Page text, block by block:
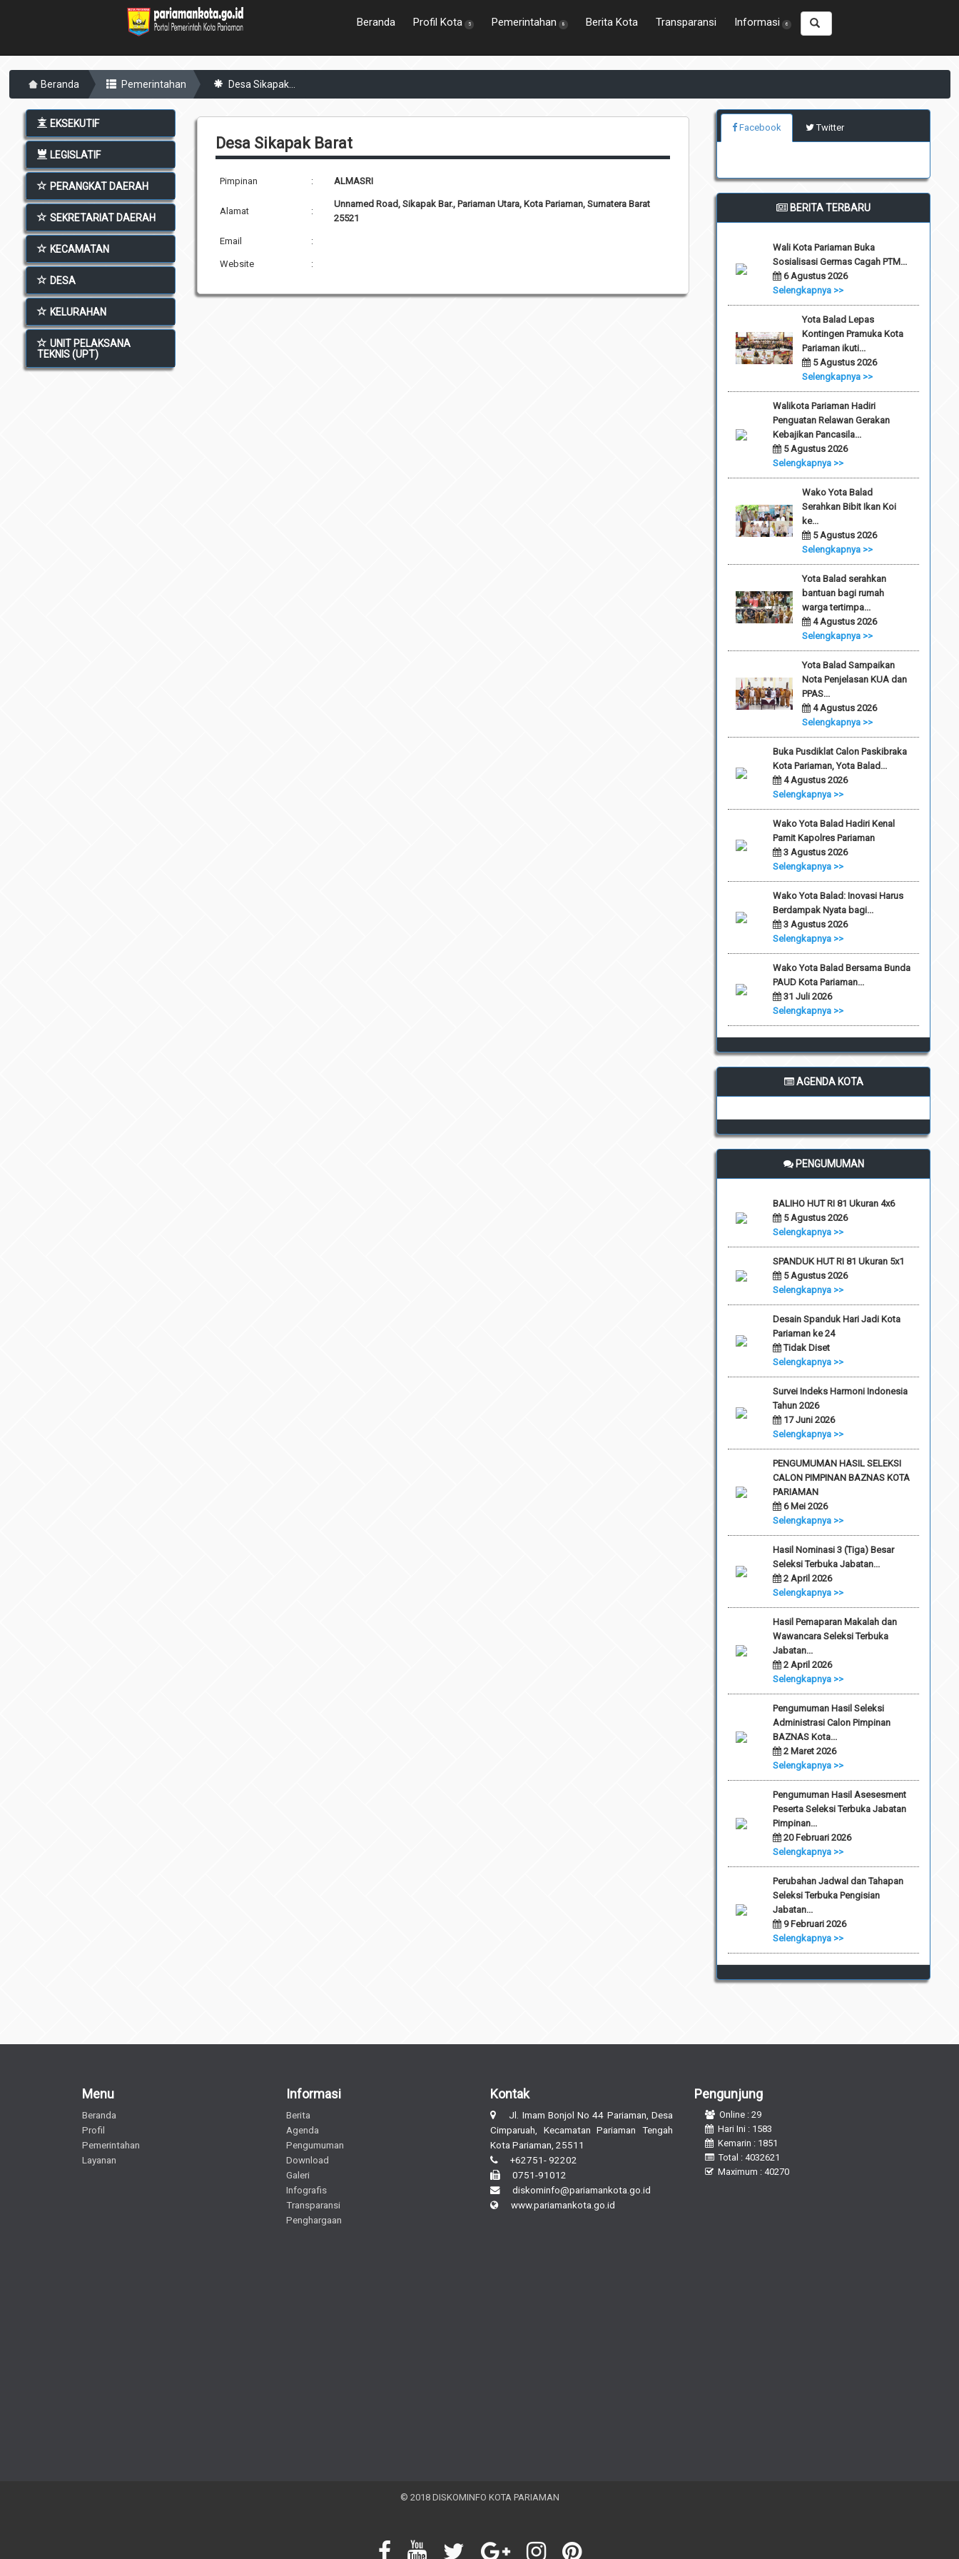
Beranda Profil Kota 5 Pemerintahan 8 Berita Kota Transparansi Informasi 6
Beranda Pemerintahan Desa Sikapak...
EKSEKUTIF
LEGISLATIF
PERANGKAT DAERAH
SEKRETARIAT DAERAH
KECAMATAN
DESA
KELURAHAN
UNIT PELAKSANA
TEKNIS (UPT)
Desa Sikapak Barat
Pimpinan : ALMASRI
Alamat :
Unnamed Road, Sikapak Bar., Pariaman Utara, Kota Pariaman, Sumatera Barat
25521
Email :
Website :
Facebook Twitter
BERITA TERBARU
Wali Kota Pariaman Buka
Sosialisasi Germas Cagah PTM...
6 Agustus 2026
Selengkapnya >>
Yota Balad Lepas
Kontingen Pramuka Kota
Pariaman ikuti...
5 Agustus 2026
Selengkapnya >>
Walikota Pariaman Hadiri
Penguatan Relawan Gerakan
Kebajikan Pancasila...
5 Agustus 2026
Selengkapnya >>
Wako Yota Balad
Serahkan Bibit Ikan Koi
ke...
5 Agustus 2026
Selengkapnya >>
Yota Balad serahkan
bantuan bagi rumah
warga tertimpa...
4 Agustus 2026
Selengkapnya >>
Yota Balad Sampaikan
Nota Penjelasan KUA dan
PPAS...
4 Agustus 2026
Selengkapnya >>
Buka Pusdiklat Calon Paskibraka
Kota Pariaman, Yota Balad...
4 Agustus 2026
Selengkapnya >>
Wako Yota Balad Hadiri Kenal
Pamit Kapolres Pariaman
3 Agustus 2026
Selengkapnya >>
Wako Yota Balad: Inovasi Harus
Berdampak Nyata bagi...
3 Agustus 2026
Selengkapnya >>
Wako Yota Balad Bersama Bunda
PAUD Kota Pariaman...
31 Juli 2026
Selengkapnya >>
AGENDA KOTA
PENGUMUMAN
BALIHO HUT RI 81 Ukuran 4x6
5 Agustus 2026
Selengkapnya >>
SPANDUK HUT RI 81 Ukuran 5x1
5 Agustus 2026
Selengkapnya >>
Desain Spanduk Hari Jadi Kota
Pariaman ke 24
Tidak Diset
Selengkapnya >>
Survei Indeks Harmoni Indonesia
Tahun 2026
17 Juni 2026
Selengkapnya >>
PENGUMUMAN HASIL SELEKSI
CALON PIMPINAN BAZNAS KOTA
PARIAMAN
6 Mei 2026
Selengkapnya >>
Hasil Nominasi 3 (Tiga) Besar
Seleksi Terbuka Jabatan...
2 April 2026
Selengkapnya >>
Hasil Pemaparan Makalah dan
Wawancara Seleksi Terbuka
Jabatan...
2 April 2026
Selengkapnya >>
Pengumuman Hasil Seleksi
Administrasi Calon Pimpinan
BAZNAS Kota...
2 Maret 2026
Selengkapnya >>
Pengumuman Hasil Asesesment
Peserta Seleksi Terbuka Jabatan
Pimpinan...
20 Februari 2026
Selengkapnya >>
Perubahan Jadwal dan Tahapan
Seleksi Terbuka Pengisian
Jabatan...
9 Februari 2026
Selengkapnya >>
Menu
Beranda
Profil
Pemerintahan
Layanan
Informasi
Berita
Agenda
Pengumuman
Download
Galeri
Infografis
Transparansi
Penghargaan
Kontak
Jl. Imam Bonjol No 44 Pariaman, Desa
Cimparuah, Kecamatan Pariaman Tengah
Kota Pariaman, 25511
+62751- 92202
0751-91012
diskominfo@pariamankota.go.id
www.pariamankota.go.id
Pengunjung
Online : 29
Hari Ini : 1583
Kemarin : 1851
Total : 4032621
Maximum : 40270
© 2018 DISKOMINFO KOTA PARIAMAN